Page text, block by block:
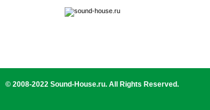
© 2008-2022 Sound-House.ru. All Rights Reserved.